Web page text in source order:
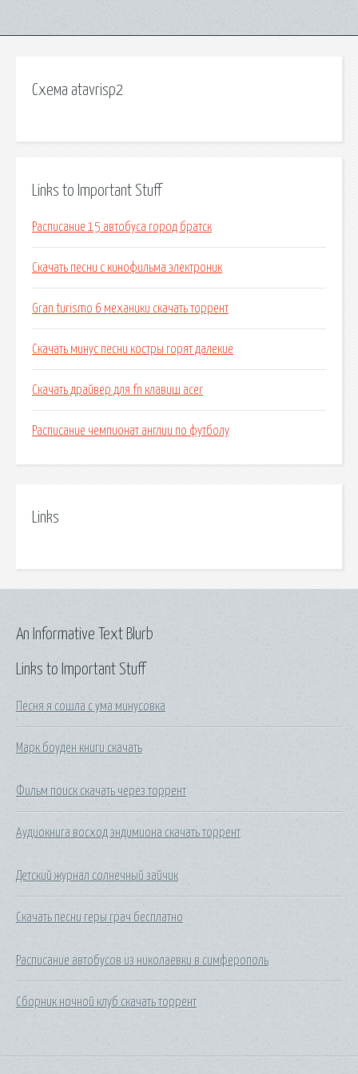
Схема atavrisp2
Links to Important Stuff
Расписание 15 автобуса город братск
Скачать песни с кинофильма электроник
Gran turismo 6 механики скачать торрент
Скачать минус песни костры горят далекие
Скачать драйвер для fn клавиш acer
Расписание чемпионат англии по футболу
Links
Links to Important Stuff
Песня я сошла с ума минусовка
Марк боуден книги скачать
Фильм поиск скачать через торрент
Аудиокнига восход эндимиона скачать торрент
Детский журнал солнечный зайчик
Скачать песни геры грач бесплатно
Расписание автобусов из николаевки в симферополь
Сборник ночной клуб скачать торрент
An Informative Text Blurb